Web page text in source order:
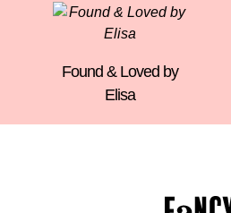
Found & Loved by
Elisa